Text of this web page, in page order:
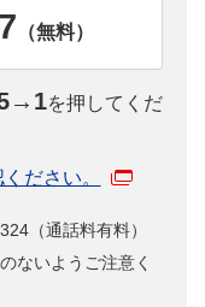
（無料）
を押してくだ
ださい。
（通話料有料）
ないようご注意く